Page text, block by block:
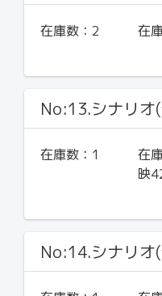
在庫数： 2 在
No:13.シナリオ
在庫数： 1 在
映
No:14.シナリオ